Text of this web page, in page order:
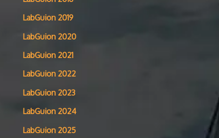
LabGuion 2019
LabGuion 2020
LabGuion 2021
LabGuion 2022
LabGuion 2023
LabGuion 2024
LabGuion 2025